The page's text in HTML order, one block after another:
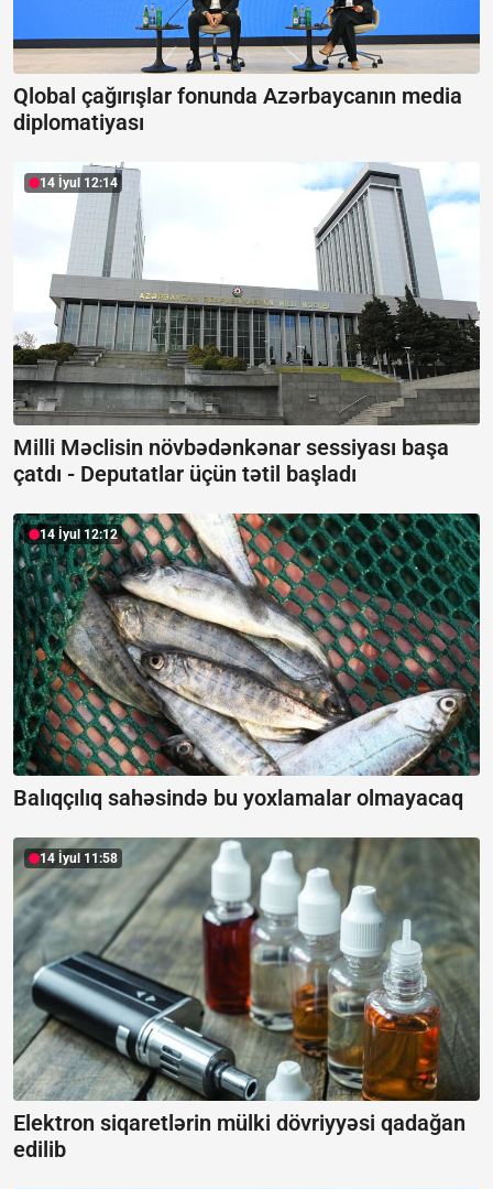
Qlobal çağırışlar fonunda Azərbaycanın media
diplomatiyası
14 İyul 12:14
Milli Məclisin növbədənkənar sessiyası başa
çatdı - Deputatlar üçün tətil başladı
14 İyul 12:12
Balıqçılıq sahəsində bu yoxlamalar olmayacaq
14 İyul 11:58
Elektron siqaretlərin mülki dövriyyəsi qadağan
edilib